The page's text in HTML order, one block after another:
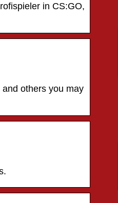
in CS:GO,
others you may